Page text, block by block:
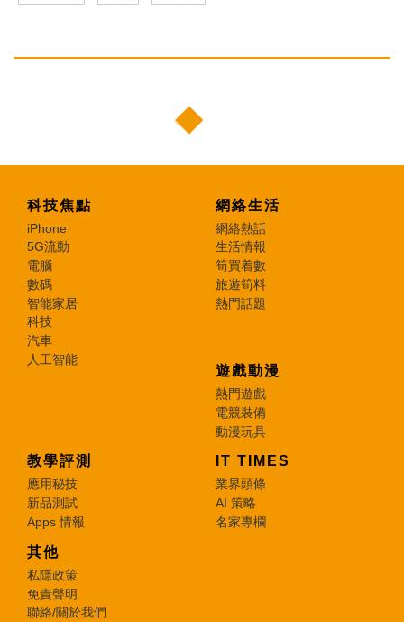
科技焦點
iPhone
5G流動
電腦
數碼
智能家居
科技
汽車
人工智能
網絡生活
網絡熱話
生活情報
筍買着數
旅遊筍料
熱門話題
遊戲動漫
熱門遊戲
電競裝備
動漫玩具
教學評測
應用秘技
新品測試
Apps 情報
IT TIMES
業界頭條
AI 策略
名家專欄
其他
私隱政策
免責聲明
聯絡/關於我們